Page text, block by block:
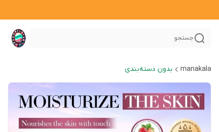
جستجو
manakala بدون دسته‌بندی